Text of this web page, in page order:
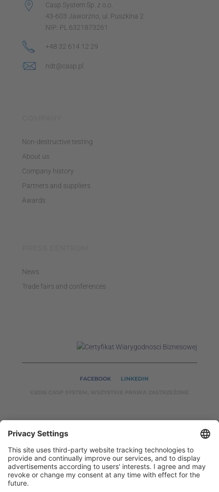
Casp System Sp. z o.o.
43-603 Jaworzno, ul. Puszkina 2
NIP: PL 6321873261
+48 32 614 12 29
ndt@casp.pl
Non-destructive testing
About us
Company history
Partners and suppliers
Awards
News
Trade fairs and conferences
FACEBOOK
LINKEDIN
ENDT.PL
BINAR24.PL EH24.PL